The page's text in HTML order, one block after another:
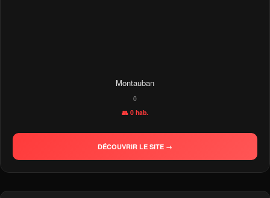
Montauban
0
👥 0 hab.
DÉCOUVRIR LE SITE →